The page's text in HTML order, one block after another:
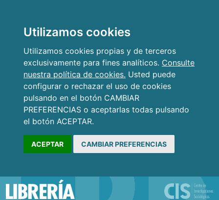
Utilizamos cookies
Utilizamos cookies propias y de terceros
exclusivamente para fines analíticos. Consulte
nuestra política de cookies. Usted puede
configurar o rechazar el uso de cookies
pulsando en el botón CAMBIAR
PREFERENCIAS o aceptarlas todas pulsando
el botón ACEPTAR.
ACEPTAR CAMBIAR PREFERENCIAS